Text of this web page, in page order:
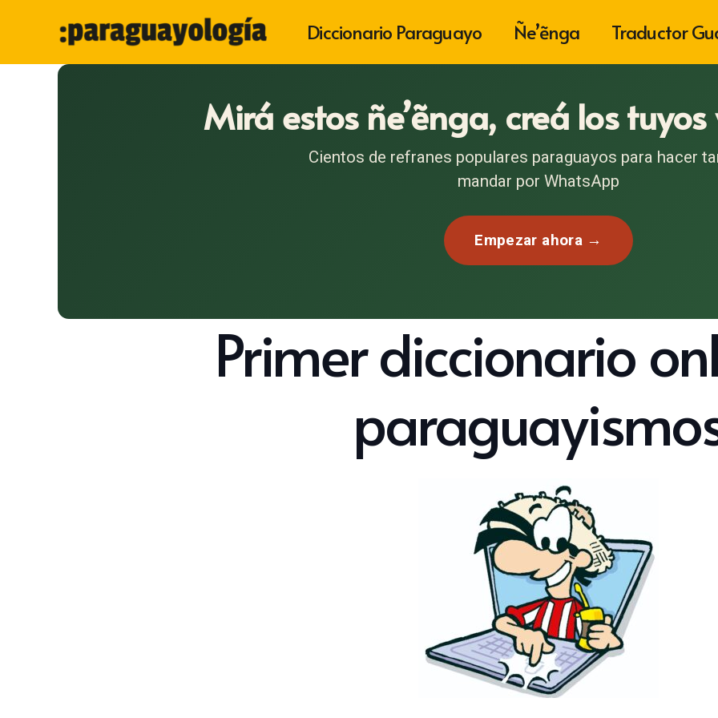
Diccionario Paraguayo Ñe’ẽnga Traductor
Mirá estos ñe’ẽnga, creá los
Cientos de refranes populares paraguayos para hacer
mandar por WhatsApp
Empezar ahora →
Primer diccionario